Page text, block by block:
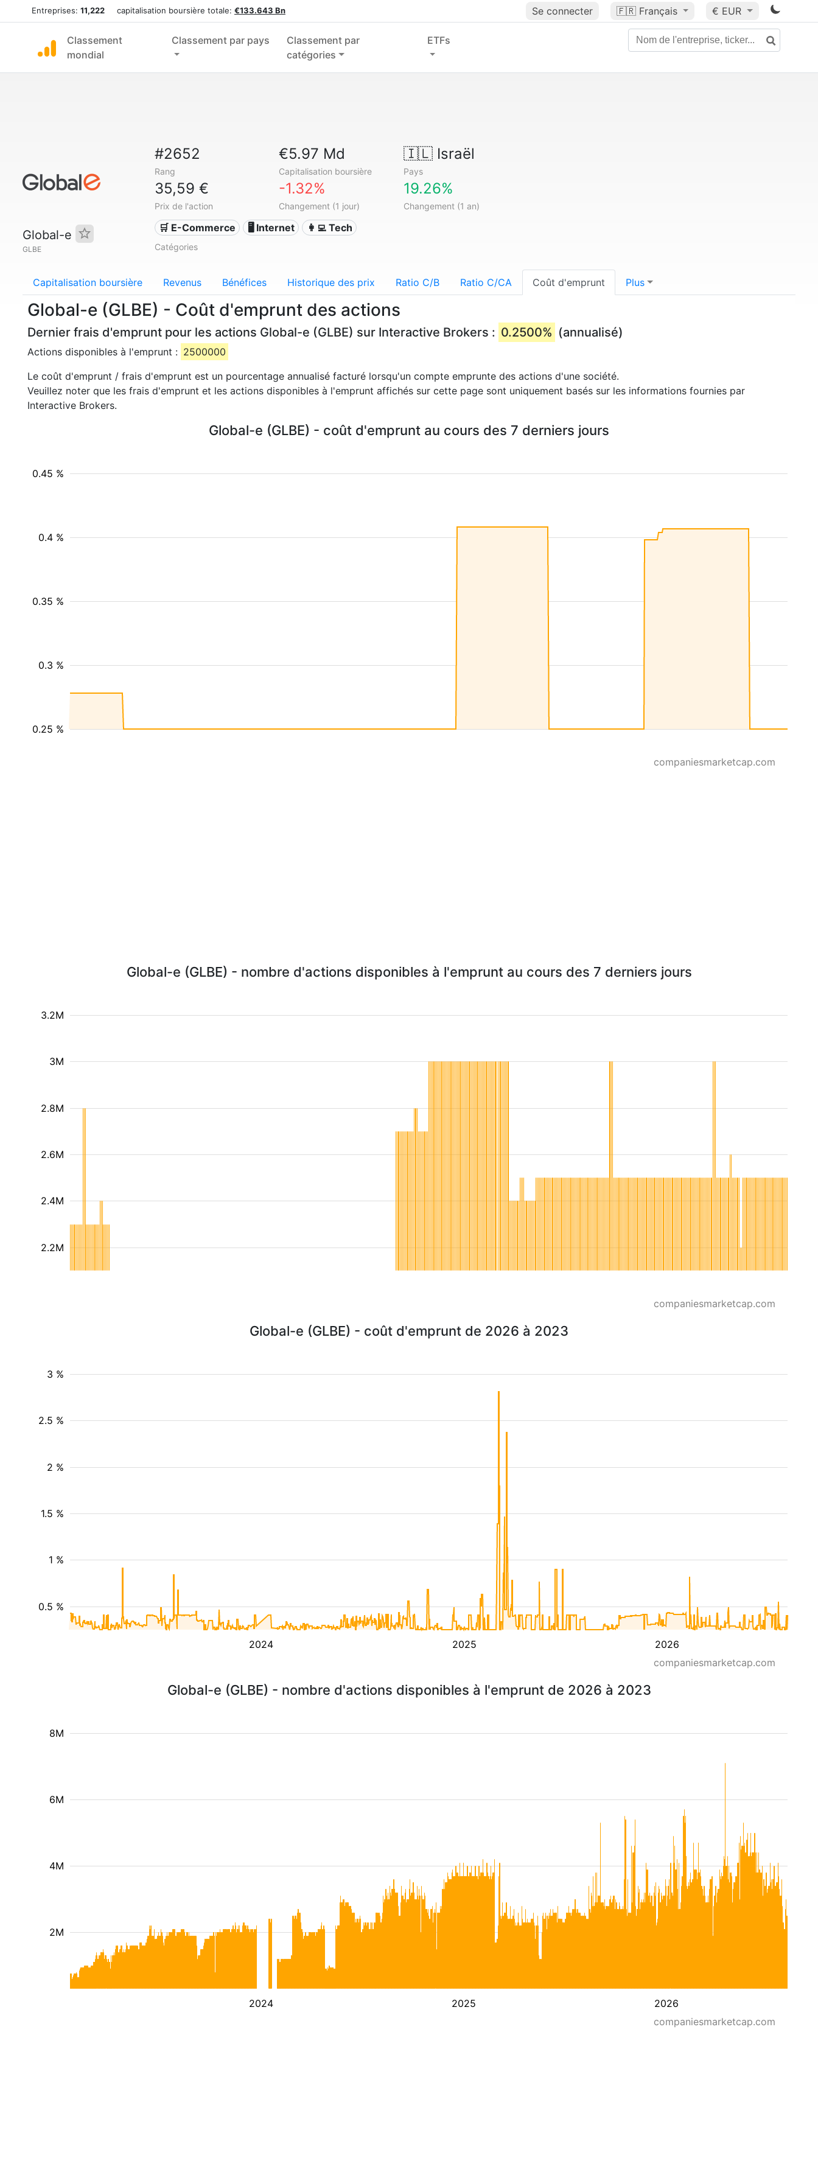
Entreprises: 11,222 capitalisation boursière totale: €133.643 Bn Se connecter 🇫🇷 Français € EUR
Classement
mondial
Classement par pays
Classement par
catégories
ETFs
Global-e
GLBE
#2652
Rang
€5.97 Md
Capitalisation boursière
🇮🇱Israël
Pays
35,59 €
Prix de l'action
-1.32%
Changement (1 jour)
19.26%
Changement (1 an)
🛒 E-Commerce 🖥️ Internet 👩‍💻 Tech
Catégories
Capitalisation boursière Revenus Bénéfices Historique des prix Ratio C/B Ratio C/CA Coût d'emprunt Plus
Global-e (GLBE) - Coût d'emprunt des actions
Dernier frais d'emprunt pour les actions Global-e (GLBE) sur Interactive Brokers : 0.2500% (annualisé)
Actions disponibles à l'emprunt : 2500000
Le coût d'emprunt / frais d'emprunt est un pourcentage annualisé facturé lorsqu'un compte emprunte des actions d'une société.
Veuillez noter que les frais d'emprunt et les actions disponibles à l'emprunt affichés sur cette page sont uniquement basés sur les informations fournies par
Interactive Brokers.
Global-e (GLBE) - coût d'emprunt au cours des 7 derniers jours
0.25 %
0.3 %
0.35 %
0.4 %
0.45 %
companiesmarketcap.com
Global-e (GLBE) - nombre d'actions disponibles à l'emprunt au cours des 7 derniers jours
2.2M
2.4M
2.6M
2.8M
3M
3.2M
companiesmarketcap.com
Global-e (GLBE) - coût d'emprunt de 2026 à 2023
2024 2025 2026
0.5 %
1 %
1.5 %
2 %
2.5 %
3 %
companiesmarketcap.com
Global-e (GLBE) - nombre d'actions disponibles à l'emprunt de 2026 à 2023
2024 2025 2026
2M
4M
6M
8M
companiesmarketcap.com